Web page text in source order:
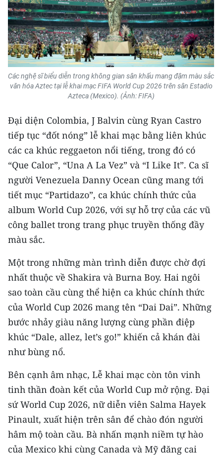
TIN MỚI
TIN ĐỊA PHƯƠNG
Trung du và miền núi phía Bắc
Đồng bằng sông Hồng
Duyên hải Nam Trung Bộ và Tây
Nguyên
Đông Nam Bộ
Đồng bằng sông Cửu Long
Chuyên trang Hà Nội
Chuyên trang TP. Hồ Chí Minh
CÁC CHUYÊN TRANG
VỀ BÁO NHÂN DÂN
THỜI NAY
NHÂN DÂN CUỐI TUẦN
NHÂN DÂN HẰNG THÁNG
MUA BÁO
ĐỌC BÁO IN
Các nghệ sĩ biểu diễn trong không gian sân khấu mang đậm màu sắc
văn hóa Aztec tại lễ khai mạc FIFA World Cup 2026 trên sân Estadio
Azteca (Mexico). (Ảnh: FIFA)
Đại diện Colombia, J Balvin cùng Ryan Castro
tiếp tục “đốt nóng” lễ khai mạc bằng liên khúc
các ca khúc reggaeton nổi tiếng, trong đó có
“Que Calor”, “Una A La Vez” và “I Like It”. Ca sĩ
người Venezuela Danny Ocean cũng mang tới
tiết mục “Partidazo”, ca khúc chính thức của
album World Cup 2026, với sự hỗ trợ của các vũ
công ballet trong trang phục truyền thống đầy
màu sắc.
Một trong những màn trình diễn được chờ đợi
nhất thuộc về Shakira và Burna Boy. Hai ngôi
sao toàn cầu cùng thể hiện ca khúc chính thức
của World Cup 2026 mang tên “Dai Dai”. Những
bước nhảy giàu năng lượng cùng phần điệp
khúc “Dale, allez, let’s go!” khiến cả khán đài
như bùng nổ.
Bên cạnh âm nhạc, Lễ khai mạc còn tôn vinh
tinh thần đoàn kết của World Cup mở rộng. Đại
sứ World Cup 2026, nữ diễn viên Salma Hayek
Pinault, xuất hiện trên sân để chào đón người
hâm mộ toàn cầu. Bà nhấn mạnh niềm tự hào
của Mexico khi cùng Canada và Mỹ đăng cai